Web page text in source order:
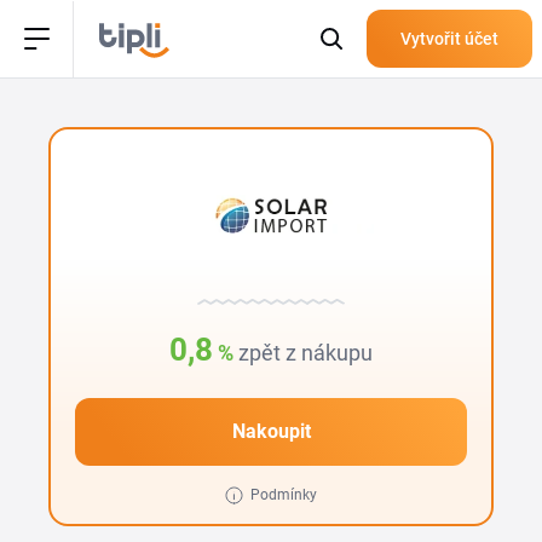
Vytvořit účet
0,8 % zpět z nákupu
Nakoupit
Podmínky